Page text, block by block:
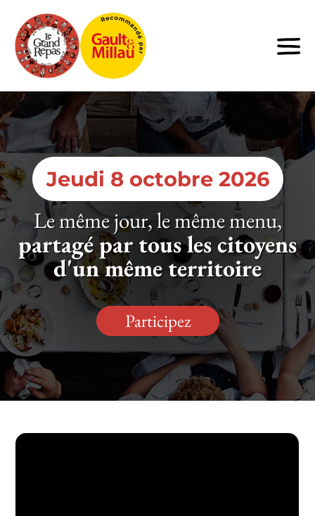
Le
Grand
Repas
Jeudi 8 octobre 2026
Le même jour, le même menu,
partagé par tous les citoyens
d'un même territoire
Participez